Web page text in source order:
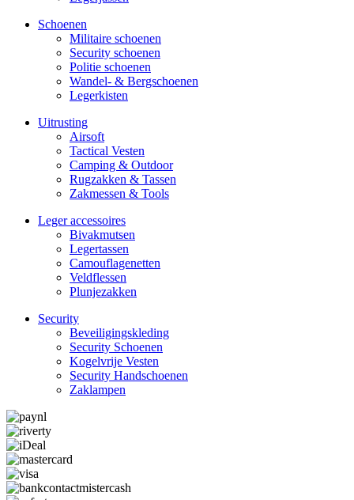
Schoenen
Militaire schoe­nen
Security schoenen
Politie schoenen
Wandel- & Berg­­schoenen
Legerkisten
Uitrusting
Airsoft
Tactical Ves­ten
Camping & Outdoor
Rugzakken & Tassen
Zakmessen & Tools
Leger accessoires
Bivakmutsen
Legertassen
Camouflage­­netten
Veldflessen
Plunjezakken
Security
Beveiligings­­kleding
Security Schoenen
Kogelvrije Vesten
Security Hand­­schoenen
Zaklampen